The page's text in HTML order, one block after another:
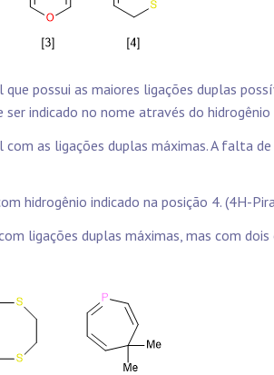
possui as maiores ligações duplas
indicado no nome através do hidrogênio
as ligações duplas máximas. A falta
hidrogênio indicado na posição 4. (4H-
ligações duplas máximas, mas com